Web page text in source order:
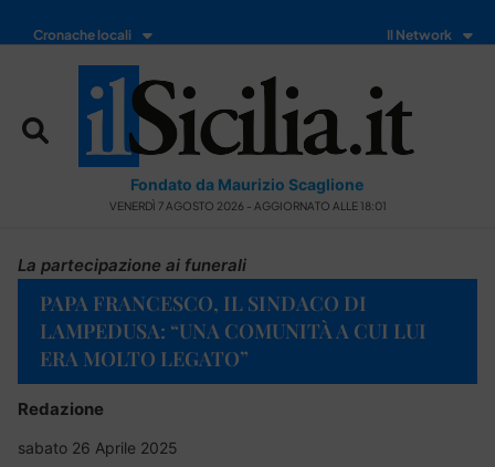
Cronache locali Il Network
Fondato da Maurizio Scaglione
VENERDÌ 7 AGOSTO 2026 - AGGIORNATO ALLE 18:01
La partecipazione ai funerali
PAPA FRANCESCO, IL SINDACO DI
LAMPEDUSA: “UNA COMUNITÀ A CUI LUI
ERA MOLTO LEGATO”
Redazione
sabato 26 Aprile 2025